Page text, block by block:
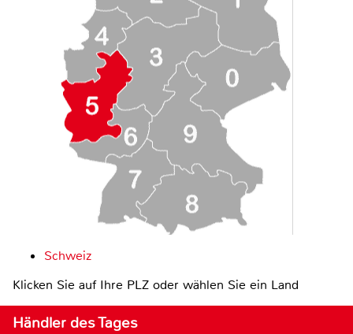
Schweiz
Klicken Sie auf Ihre PLZ oder wählen Sie ein Land
Händler des Tages